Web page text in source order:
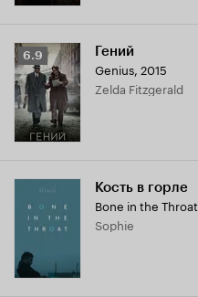
Рейтинг
Кинопоиска
6.9
6.9 Гений
Genius, 2015
Zelda Fitzgerald
Кость в горле
Bone in the Throat
Sophie